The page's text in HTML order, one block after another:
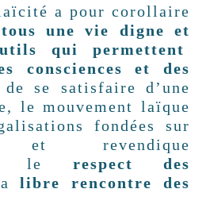
a pour corollaire
une vie digne et
qui permettent
consciences et des
se satisfaire d’une
le mouvement laïque
fondées sur
et revendique
le respect des
libre rencontre des